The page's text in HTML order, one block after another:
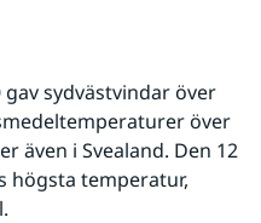
sydväst­vindar över
över
även i Svealand. Den 12
högsta temperatur,